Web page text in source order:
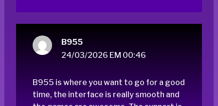
B955
24/03/2026 EM 00:46
B955 is where you want to go for a good
time, the interface is really smooth and